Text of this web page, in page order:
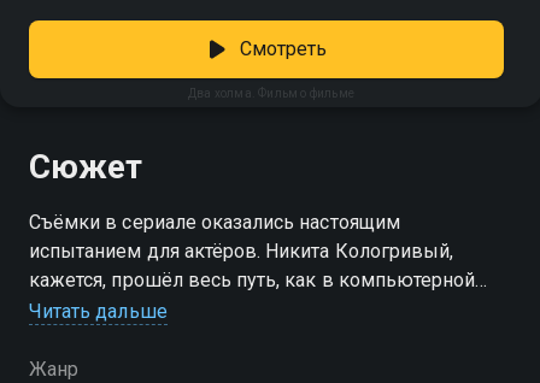
Два холма. Фильм о фильме
Смотреть
Сюжет
Съёмки в сериале оказались настоящим
испытанием для актёров. Никита Кологривый,
кажется, прошёл весь путь, как в компьютерной
игре — с трудностями и победами, а Филипп
ванны в плюс четыре градуса, но и с готовностью
Читать дальше
Жанр